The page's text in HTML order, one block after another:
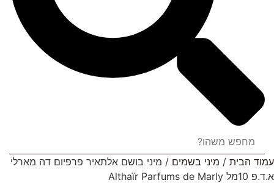
עמוד הבית / מיני בשמים / מיני בושם אלתאיר פרפיום דה מארלי
א.ד.פ 10מל Althaïr Parfums de Marly